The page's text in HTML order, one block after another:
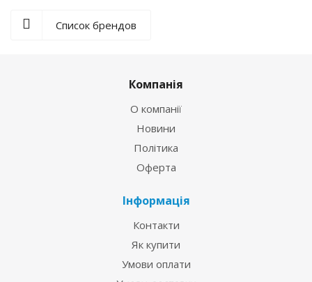
Список брендов
Компанія
О компанії
Новини
Політика
Оферта
Інформація
Контакти
Як купити
Умови оплати